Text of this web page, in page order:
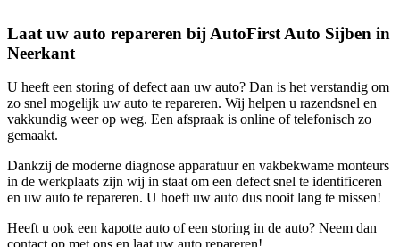
Laat uw auto repareren bij AutoFirst Auto Sijben in
Neerkant
U heeft een storing of defect aan uw auto? Dan is het verstandig om
zo snel mogelijk uw auto te repareren. Wij helpen u razendsnel en
vakkundig weer op weg. Een afspraak is online of telefonisch zo
gemaakt.
Dankzij de moderne diagnose apparatuur en vakbekwame monteurs
in de werkplaats zijn wij in staat om een defect snel te identificeren
en uw auto te repareren. U hoeft uw auto dus nooit lang te missen!
Heeft u ook een kapotte auto of een storing in de auto? Neem dan